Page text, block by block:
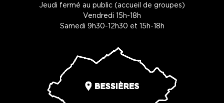
Jeudi fermé au public (accueil de groupes)
Vendredi 15h-18h
Samedi 9h30-12h30 et 15h-18h